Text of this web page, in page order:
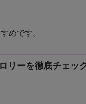
めです。
リーを徹底チェッ